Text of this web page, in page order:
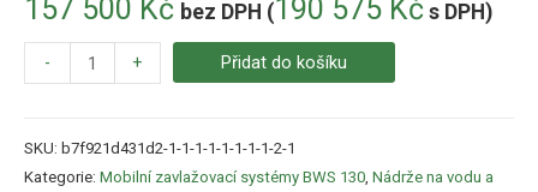
157 500 Kč bez DPH (190 575 Kč s DPH)
- + Přidat do košíku
SKU: b7f921d431d2-1-1-1-1-1-1-1-1-2-1
Kategorie: Mobilní zavlažovací systémy BWS 130 Nádrže na vodu a